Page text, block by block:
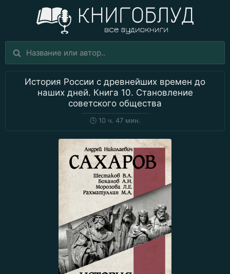
История России с древнейших времен до
наших дней. Книга 10. Становление
советского общества
🕒10 ч. 47 мин.